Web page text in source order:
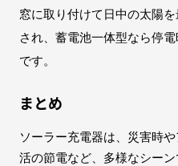
窓に取り付けて日中の太陽
され、蓄電池一体型なら停
です。
まとめ
ソーラー充電器は、災害時
活の節電など、多様なシーン